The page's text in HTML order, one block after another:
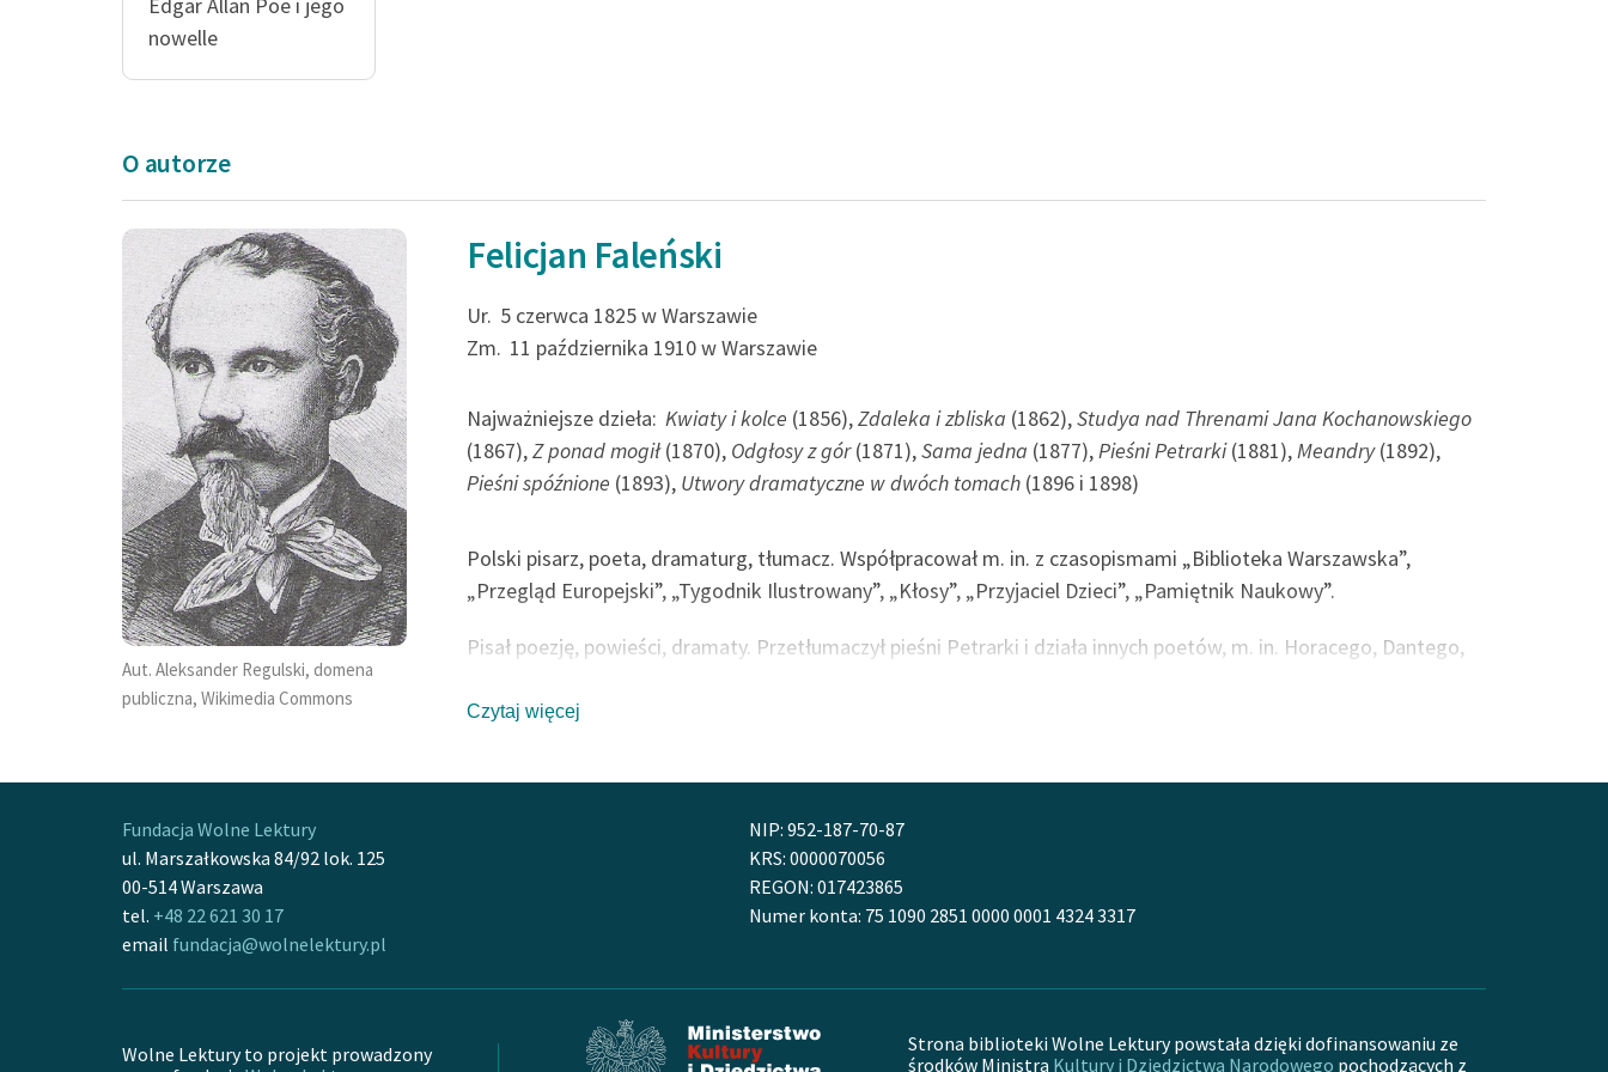
nowelle
O autorze
Aut. Aleksander Regulski, domena
publiczna, Wikimedia Commons
Felicjan Faleński
Ur. 5 czerwca 1825 w Warszawie
Zm. 11 października 1910 w Warszawie
Najważniejsze dzieła: Kwiaty i kolce (1856),Zdaleka i zbliska (1862),Studya nad Threnami Jana Kochanowskiego
(1867),Z ponad mogił(1870), Odgłosy z gór(1871),Sama jedna (1877), Pieśni Petrarki(1881), Meandry(1892),
Pieśni spóźnione (1893), Utwory dramatyczne w dwóch tomach (1896 i 1898)
Polski pisarz, poeta, dramaturg, tłumacz. Współpracował m. in. z czasopismami „Biblioteka Warszawska”,
„Przegląd Europejski”, „Tygodnik Ilustrowany”, „Kłosy”, „Przyjaciel Dzieci”, „Pamiętnik Naukowy”.
Pisał poezję, powieści, dramaty. Przetłumaczył pieśni Petrarki i działa innych poetów, m. in. Horacego, Dantego,
Czytaj więcej
Fundacja Wolne Lektury
ul. Marszałkowska 84/92 lok. 125
00-514 Warszawa
tel. +48 22 621 30 17
email fundacja@wolnelektury.pl
NIP: 952-187-70-87
KRS: 0000070056
REGON: 017423865
Numer konta: 75 1090 2851 0000 0001 4324 3317
Wolne Lektury to projekt prowadzony
Strona biblioteki Wolne Lektury powstała dzięki dofinansowaniu ze
środków Ministra Kultury i Dziedzictwa Narodowego pochodzących z